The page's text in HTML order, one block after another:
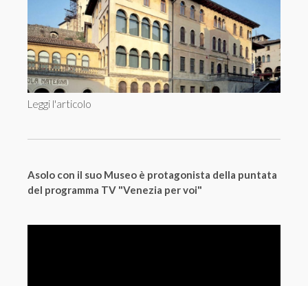
Leggi l'articolo
Asolo con il suo Museo è protagonista della puntata
del programma TV "Venezia per voi"